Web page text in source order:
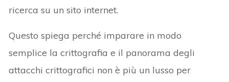
ricerca su un sito internet.
Questo spiega perché imparare in modo
semplice la crittografia e il panorama degli
attacchi crittografici non è più un lusso per